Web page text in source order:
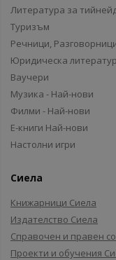
Литература за
Туризъм
Речници,
Юридическа
Ваучери
Музика - Най-нови
Филми - Най-нови
Е-книги Най-нови
Настолни игри
Сиела
Книжарници Сиела
Издателство Сиела
Справочен и правен
Проекти и обучения